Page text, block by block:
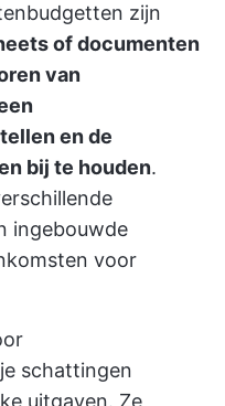
zijn
of documenten
van
en de
bij te houden.
ingebouwde
voor
schattingen
uitgaven. Ze